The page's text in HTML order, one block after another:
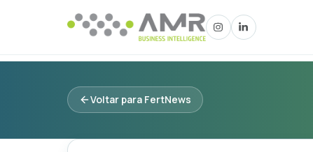
Voltar para FertNews